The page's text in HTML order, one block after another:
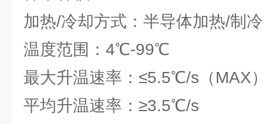
加热/冷却方式：半导体加热/制冷
温度范围：4℃-99℃
最大升温速率：≤5.5℃/s（MAX
平均升温速率：≥3.5℃/s